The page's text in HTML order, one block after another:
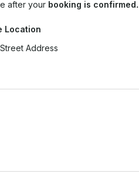
after your booking is confirmed.
Location
Address